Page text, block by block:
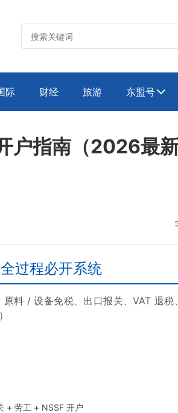
际 财经 旅游 东盟号
户指南（2026最新
过程必开系统
料 / 设备免税、出口报关、VAT 退税
+ 劳工 + NSSF 开户